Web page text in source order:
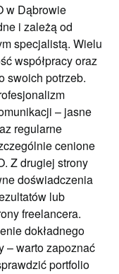
w Dąbrowie
i zależą od
specjalistą. Wielu
współpracy oraz
swoich potrzeb.
– jasne
regularne
cenione
Z drugiej strony
doświadczenia
lub
freelancera.
dokładnego
– warto zapoznać
portfolio